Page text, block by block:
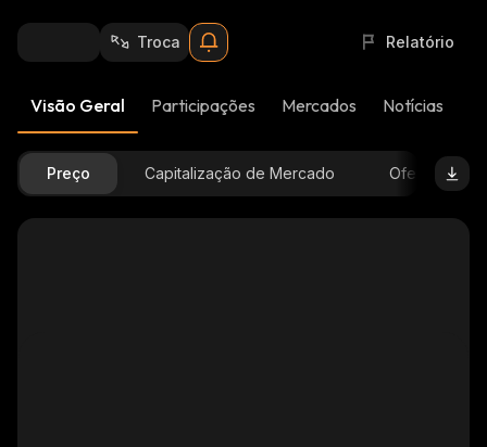
Troca Relatório
Visão Geral Participações Mercados Notícias
Preço Capitalização de Mercado Oferta